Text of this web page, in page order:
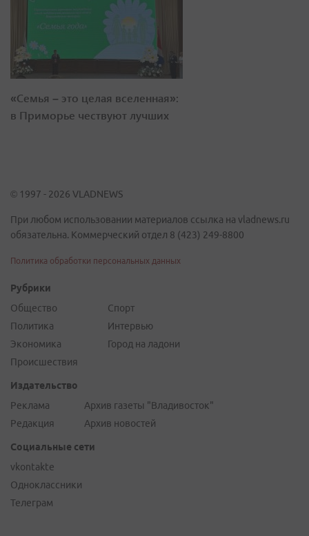
«Семья – это целая вселенная»:
в Приморье чествуют лучших
© 1997 - 2026 VLADNEWS
При любом использовании материалов ссылка на vladnews.ru
обязательна. Коммерческий отдел 8 (423) 249-8800
Политика обработки персональных данных
Рубрики
Общество
Политика
Экономика
Происшествия
Спорт
Интервью
Город на ладони
Издательство
Реклама
Редакция
Архив газеты "Владивосток"
Архив новостей
Социальные сети
vkontakte
Одноклассники
Телеграм